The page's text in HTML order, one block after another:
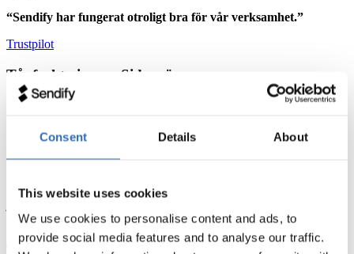
Consent Details About
This website uses cookies
We use cookies to personalise content and ads, to
provide social media features and to analyse our traffic.
“Sendify har fungerat otroligt bra för vår verksamhet.”
Trustpilot
Tågfrakt via nya Sidenvägen
Att tågfrakt har fått ett uppsving är inte konstigt med tanke på det
störstainfrastrukturprojekt
kallas för den nya Sidenvägen eller One
väg utan om ett gigantiskt projekt med att bygga hamnar, broar,
investeringar i nästan 70 länder. Helt klart är att satsningar på
vad gäller tågfrakt från Kina såväl som tågfrakt till Kina.
Tågfrakt från Kina – bra balans mellan tid och